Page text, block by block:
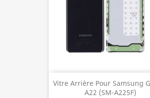
Vitre Arrière Pour Samsung
A22 (SM-A225F)